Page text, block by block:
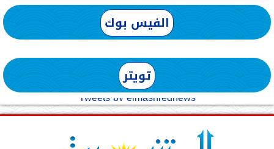
الفيس بوك
تويتر
Tweets by elmashreqnews